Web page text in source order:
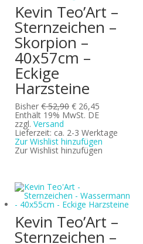
Kevin Teo’Art –
Sternzeichen –
Skorpion –
40x57cm –
Eckige
Harzsteine
Bisher €52,90Ursprünglicher
Preis
€ 52,90
€ 26,45
€ 26,45.
Enthält 19% MwSt. DE
zzgl.Versand
Lieferzeit: ca. 2-3 Werktage
Zur Wishlist hinzufügen
Zur Wishlist hinzufügen
Kevin Teo’Art –
Sternzeichen –